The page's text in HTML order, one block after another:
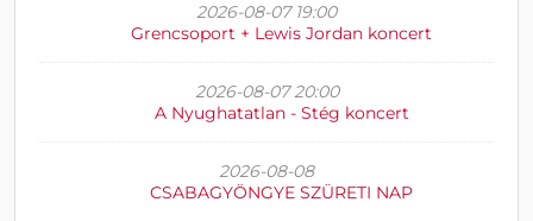
2026-08-07 19:00
Grencsoport + Lewis Jordan koncert
2026-08-07 20:00
A Nyughatatlan - Stég koncert
2026-08-08
CSABAGYÖNGYE SZÜRETI NAP